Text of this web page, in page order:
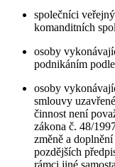
společníci
komanditních
osoby
podnikáním
osoby
smlouvy
činnost není
zákona č. 48/
změně a
pozdějších